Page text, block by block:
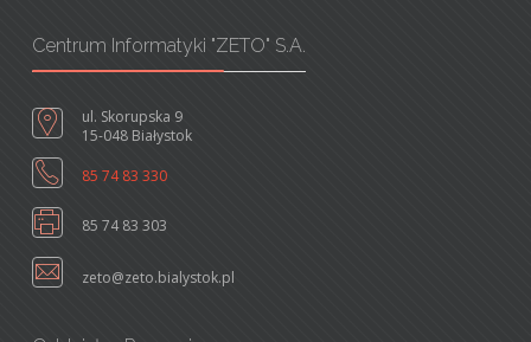
Centrum Informatyki "ZETO" S.A.
ul. Skorupska 9
15-048 Białystok
85 74 83 330
85 74 83 303
zeto@zeto.bialystok.pl